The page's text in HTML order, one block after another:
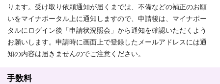
ります。受け取り依頼通知が届くまでは、不備などの補正のお願
いをマイナポータル上に通知しますので、申請後は、マイナポー
タルにログイン後「申請状況照会」から通知を確認いただくよう
お願いします。申請時に画面上で登録したメールアドレスには通
知の内容は届きませんのでご注意ください。
手数料